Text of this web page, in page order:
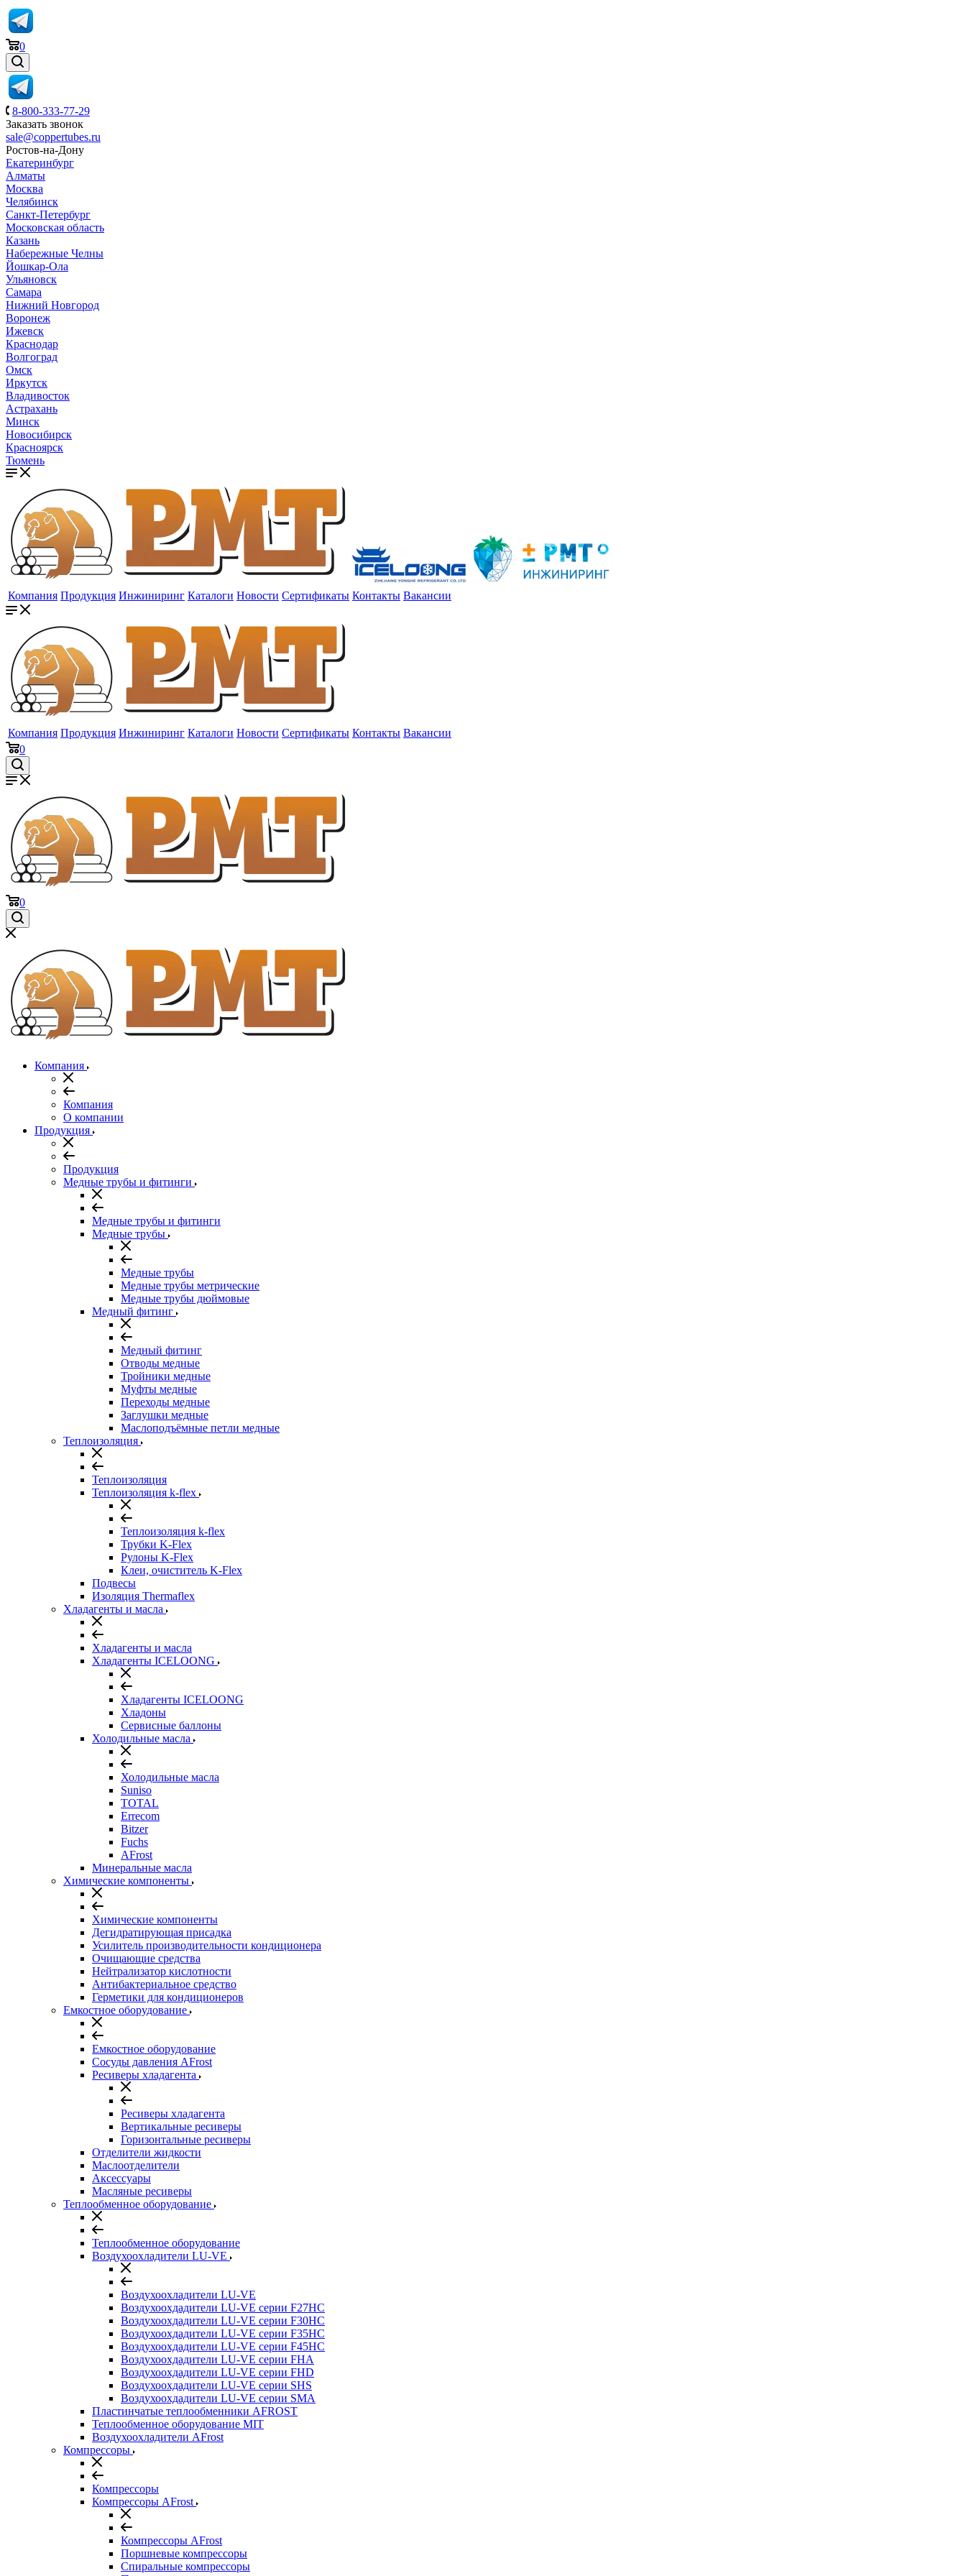
0
8-800-333-77-29
Заказать звонок
sale@coppertubes.ru
Ростов-на-Дону
Екатеринбург
Алматы
Москва
Челябинск
Санкт-Петербург
Московская область
Казань
Набережные Челны
Йошкар-Ола
Ульяновск
Самара
Нижний Новгород
Воронеж
Ижевск
Краснодар
Волгоград
Омск
Иркутск
Владивосток
Астрахань
Минск
Новосибирск
Красноярск
Тюмень
Компания Продукция Инжиниринг Каталоги Новости Сертификаты Контакты Вакансии
Компания Продукция Инжиниринг Каталоги Новости Сертификаты Контакты Вакансии
0
0
Компания
Компания
О компании
Продукция
Продукция
Медные трубы и фитинги
Медные трубы и фитинги
Медные трубы
Медные трубы
Медные трубы метрические
Медные трубы дюймовые
Медный фитинг
Медный фитинг
Отводы медные
Тройники медные
Муфты медные
Переходы медные
Заглушки медные
Маслоподъёмные петли медные
Теплоизоляция
Теплоизоляция
Теплоизоляция k-flex
Теплоизоляция k-flex
Трубки K-Flex
Рулоны K-Flex
Клеи, очиститель K-Flex
Подвесы
Изоляция Thermaflex
Хладагенты и масла
Хладагенты и масла
Хладагенты ICELOONG
Хладагенты ICELOONG
Хладоны
Сервисные баллоны
Холодильные масла
Холодильные масла
Suniso
TOTAL
Errecom
Bitzer
Fuchs
AFrost
Минеральные масла
Химические компоненты
Химические компоненты
Дегидратирующая присадка
Усилитель производительности кондиционера
Очищающие средства
Нейтрализатор кислотности
Антибактериальное средство
Герметики для кондиционеров
Емкостное оборудование
Емкостное оборудование
Сосуды давления AFrost
Ресиверы хладагента
Ресиверы хладагента
Вертикальные ресиверы
Горизонтальные ресиверы
Отделители жидкости
Маслоотделители
Аксессуары
Масляные ресиверы
Теплообменное оборудование
Теплообменное оборудование
Воздухоохладители LU-VE
Воздухоохладители LU-VE
Воздухоохдадители LU-VE серии F27HC
Воздухоохдадители LU-VE серии F30HC
Воздухоохдадители LU-VE серии F35HC
Воздухоохдадители LU-VE серии F45HC
Воздухоохдадители LU-VE серии FHA
Воздухоохдадители LU-VE серии FHD
Воздухоохдадители LU-VE серии SHS
Воздухоохдадители LU-VE серии SMA
Пластинчатые теплообменники AFROST
Теплообменное оборудование MIT
Воздухоохладители AFrost
Компрессоры
Компрессоры
Компрессоры AFrost
Компрессоры AFrost
Поршневые компрессоры
Спиральные компрессоры